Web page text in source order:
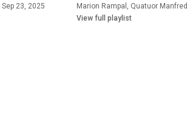
Sep 23, 2025
Marion Rampal , Quatuor Manfred
View full playlist